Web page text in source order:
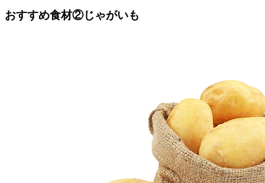
おすすめ食材②じゃがいも